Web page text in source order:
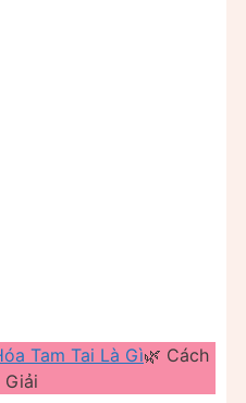
Tam Tai Là Gì🌿 Cách
Giải